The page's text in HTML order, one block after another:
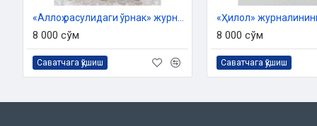
Сафар дуолари
Асмои Ҳусно
Ал-Қаҳҳор
8 000 сўм
Саватчага қўшиш
8 000 сўм
Саватчага қўшиш